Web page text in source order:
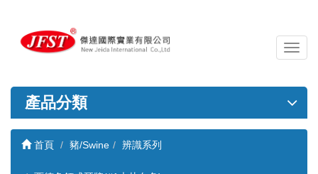
導
覽
關
產品分類
首頁 豬/Swine 辨識系列